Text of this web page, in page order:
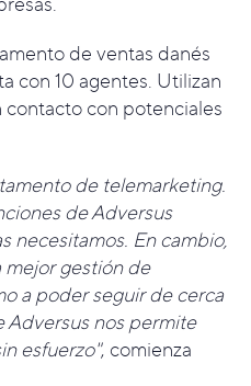
de ventas danés
con 10 agentes. Utilizan
contacto con potenciales
de telemarketing.
de Adversus
necesitamos. En cambio,
mejor gestión de
a poder seguir de cerca
Adversus nos permite
esfuerzo", comienza